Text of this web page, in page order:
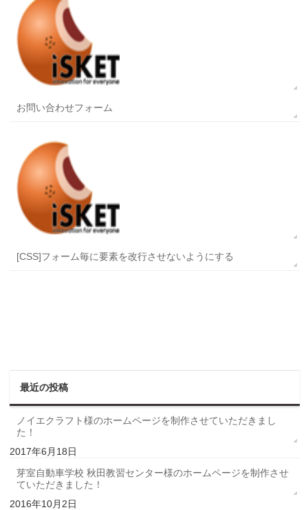
お問い合わせフォーム
[CSS]フォーム毎に要素を改行させないようにする
最近の投稿
ノイエクラフト様のホームページを制作させていただきまし
た！
2017年6月18日
芽室自動車学校 秋田教習センター様のホームページを制作させ
ていただきました！
2016年10月2日